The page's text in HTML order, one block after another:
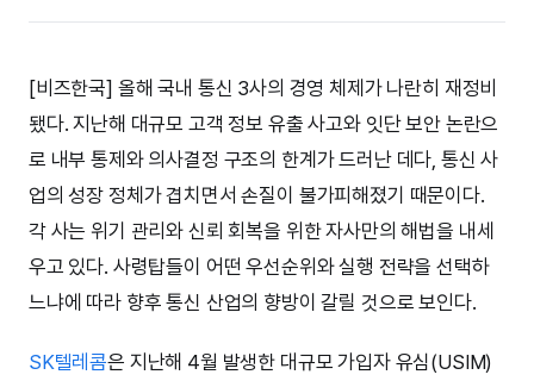
[비즈한국] 올해 국내 통신 3사의 경영 체제가 나란히 재정비
됐다. 지난해 대규모 고객 정보 유출 사고와 잇단 보안 논란으
로 내부 통제와 의사결정 구조의 한계가 드러난 데다, 통신 사
업의 성장 정체가 겹치면서 손질이 불가피해졌기 때문이다.
각 사는 위기 관리와 신뢰 회복을 위한 자사만의 해법을 내세
우고 있다. 사령탑들이 어떤 우선순위와 실행 전략을 선택하
느냐에 따라 향후 통신 산업의 향방이 갈릴 것으로 보인다.
SK텔레콤은 지난해 4월 발생한 대규모 가입자 유심(USIM)